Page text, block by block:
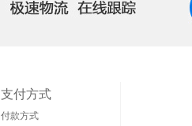
支付方式
付款方式